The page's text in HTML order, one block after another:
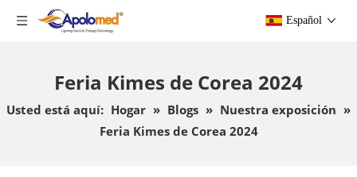
Español
Feria Kimes de Corea 2024
Usted está aquí: Hogar » Blogs » Nuestra exposición »
Feria Kimes de Corea 2024